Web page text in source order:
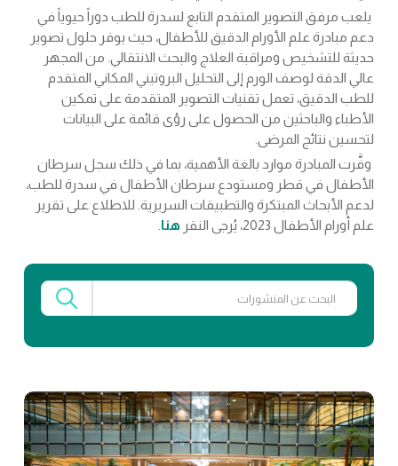
يلعب مرفق التصوير المتقدم التابع لسدرة للطب دوراً حيوياً في
دعم مبادرة علم الأورام الدقيق للأطفال، حيث يوفر حلول تصوير
حديثة للتشخيص ومراقبة العلاج والبحث الانتقالي. من المجهر
عالي الدقة لوصف الورم إلى التحليل البروتيني المكاني المتقدم
للطب الدقيق، تعمل تقنيات التصوير المتقدمة على تمكين
الأطباء والباحثين من الحصول على رؤى قائمة على البيانات
لتحسين نتائج المرضى.
وفَّرت المبادرة موارد بالغة الأهمية، بما في ذلك سجل سرطان
الأطفال في قطر ومستودع سرطان الأطفال في سدرة للطب،
لدعم الأبحاث المبتكرة والتطبيقات السريرية. للاطلاع على تقرير
علم أورام الأطفال 2023، يُرجى النقر
هنا